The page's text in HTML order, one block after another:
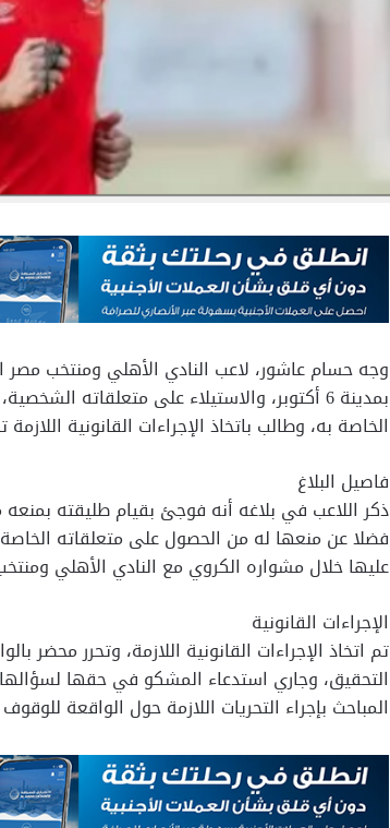
وجه حسام عاشور، لاعب النادي الأهلي ومنتخب مصر
بمدينة 6 أكتوبر، والاستيلاء على متعلقاته
الخاصة به، وطالب باتخاذ الإجراءات القانونية
فاصيل البلاغ
فضلا عن منعها له من الحصول على متعلقاته
عليها خلال مشواره الكروي مع النادي الأهلي
الإجراءات القانونية
تم اتخاذ الإجراءات القانونية اللازمة، وتحرر محضر
التحقيق، وجاري استدعاء المشكو في حقها
المباحث بإجراء التحريات اللازمة حول الواقعة